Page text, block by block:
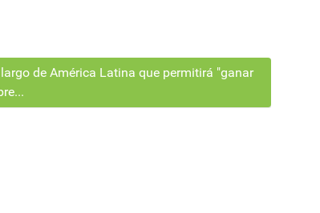
de América Latina que permitirá "ganar